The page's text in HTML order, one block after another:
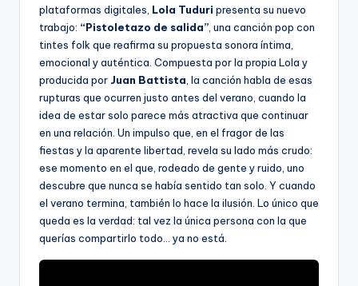
plataformas digitales, Lola Tuduri presenta su nuevo
trabajo: “Pistoletazo de salida” , una canción pop con
tintes folk que reafirma su propuesta sonora íntima,
emocional y auténtica. Compuesta por la propia Lola y
producida por Juan Battista , la canción habla de esas
rupturas que ocurren justo antes del verano, cuando la
idea de estar solo parece más atractiva que continuar
en una relación. Un impulso que, en el fragor de las
fiestas y la aparente libertad, revela su lado más crudo:
ese momento en el que, rodeado de gente y ruido, uno
descubre que nunca se había sentido tan solo. Y cuando
el verano termina, también lo hace la ilusión. Lo único que
queda es la verdad: tal vez la única persona con la que
querías compartirlo todo… ya no está.